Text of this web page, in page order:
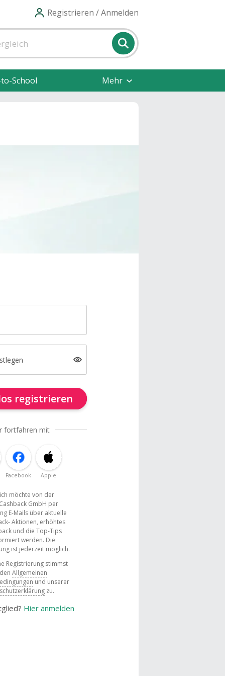
Registrieren / Anmelden
School Mehr
registrieren
fortfahren mit
Facebook Apple
ich möchte von der
GmbH per
E-Mails über aktuelle
Aktionen, erhöhtes
und die Top-Tips
werden. Die
ist jederzeit möglich.
Registrierung stimmst
Allgemeinen
und unserer
zu.
Hier anmelden